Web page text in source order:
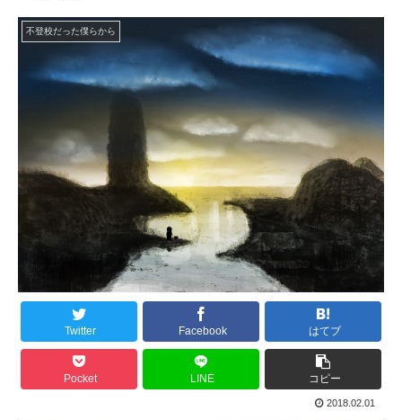
不登校だった僕らから
Twitter Facebook はてブ
Pocket LINE コピー
2018.02.01